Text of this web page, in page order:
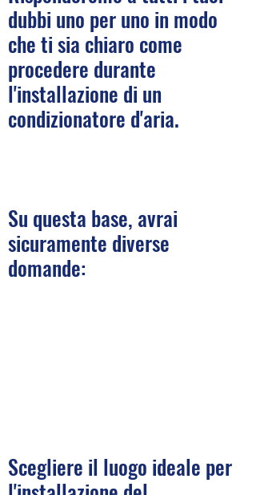
dubbi uno per uno in modo
che ti sia chiaro come
procedere durante
l'installazione di un
condizionatore d'aria.
Su questa base, avrai
sicuramente diverse
domande:
Scegliere il luogo ideale per